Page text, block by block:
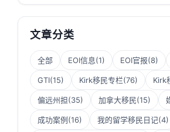
文章分类
全部 EOI信息(1) EOI官报(8)
GTI(15) Kirk移民专栏(76) Kirk
偏远州担(35) 加拿大移民(15)
成功案例(16) 我的留学移民日记(4)